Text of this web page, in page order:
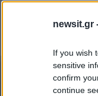
newsit.gr
If you wish
sensitive
confirm
continue